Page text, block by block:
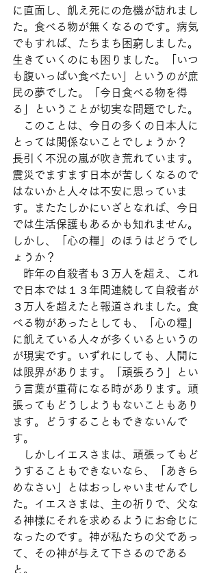
に直面し、飢え死にの危機が訪れまし
た。食べる物が無くなるのです。病気
でもすれば、たちまち困窮しました。
生きていくのにも困りました。「いつ
も腹いっぱい食べたい」というのが庶
民の夢でした。「今日食べる物を得
る」ということが切実な問題でした。
このことは、今日の多くの日本人に
とっては関係ないことでしょうか？
長引く不況の嵐が吹き荒れています。
震災でますます日本が苦しくなるので
はないかと人々は不安に思っていま
す。またたしかにいざとなれば、今日
では生活保護もあるかも知れません。
しかし、「心の糧」のほうはどうでし
ょうか？
昨年の自殺者も３万人を超え、これ
で日本では１３年間連続して自殺者が
３万人を超えたと報道されました。食
べる物があったとしても、「心の糧」
に飢えている人々が多くいるというの
が現実です。いずれにしても、人間に
は限界があります。「頑張ろう」とい
う言葉が重荷になる時があります。頑
張ってもどうしようもないこともあり
ます。どうすることもできないんで
す。
しかしイエスさまは、頑張ってもど
うすることもできないなら、「あきら
めなさい」とはおっしゃいませんでし
た。イエスさまは、主の祈りで、父な
る神様にそれを求めるようにお命じに
なったのです。神が私たちの父であっ
て、その神が与えて下さるのである
と。